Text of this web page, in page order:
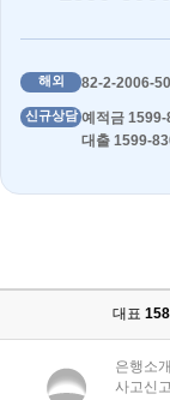
해외 82-2-2006-
신규상담 예적금
대출 1599-
대표
은행소개
사고신고